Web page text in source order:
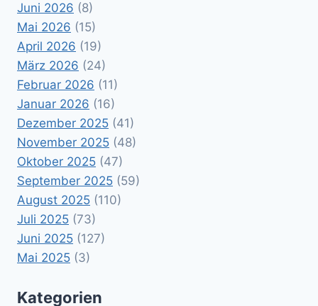
Juni 2026 (8)
Mai 2026 (15)
April 2026 (19)
März 2026 (24)
Februar 2026 (11)
Januar 2026 (16)
Dezember 2025 (41)
November 2025 (48)
Oktober 2025 (47)
September 2025 (59)
August 2025 (110)
Juli 2025 (73)
Juni 2025 (127)
Mai 2025 (3)
Kategorien